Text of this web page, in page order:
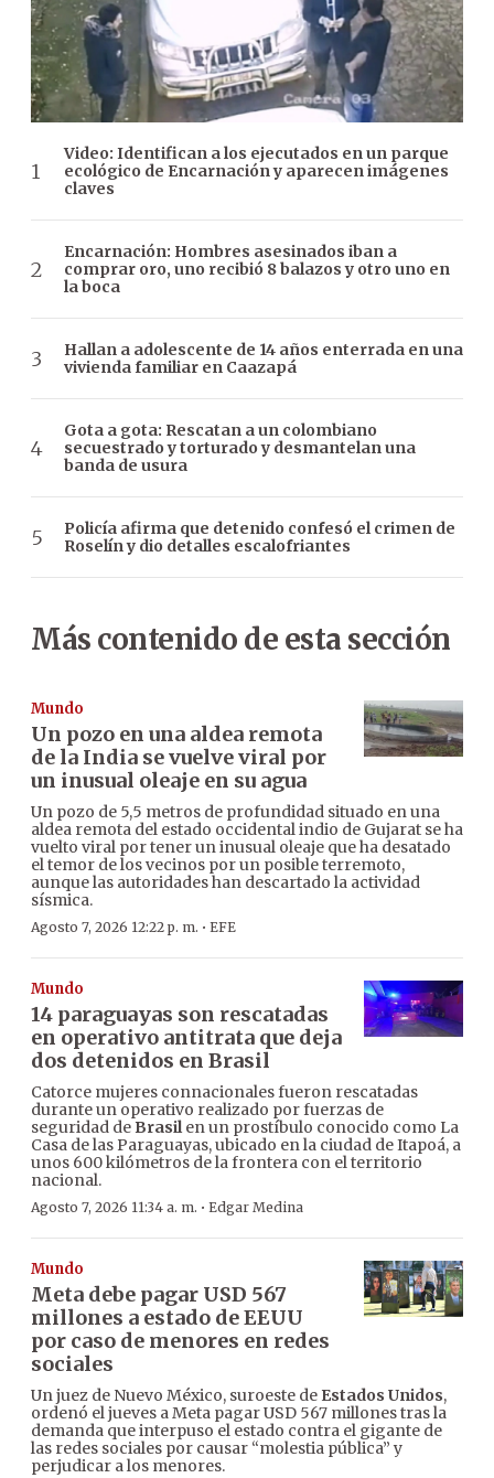
Video: Identifican a los ejecutados en un parque
ecológico de Encarnación y aparecen imágenes
claves
Encarnación: Hombres asesinados iban a
comprar oro, uno recibió 8 balazos y otro uno en
la boca
Hallan a adolescente de 14 años enterrada en una
vivienda familiar en Caazapá
Gota a gota: Rescatan a un colombiano
secuestrado y torturado y desmantelan una
banda de usura
Policía afirma que detenido confesó el crimen de
Roselín y dio detalles escalofriantes
Más contenido de esta sección
Mundo
Un pozo en una aldea remota
de la India se vuelve viral por
un inusual oleaje en su agua
Un pozo de 5,5 metros de profundidad situado en una
aldea remota del estado occidental indio de Gujarat se ha
vuelto viral por tener un inusual oleaje que ha desatado
el temor de los vecinos por un posible terremoto,
aunque las autoridades han descartado la actividad
sísmica.
Agosto 7, 2026 12:22 p. m. · EFE
Mundo
14 paraguayas son rescatadas
en operativo antitrata que deja
dos detenidos en Brasil
Catorce mujeres connacionales fueron rescatadas
durante un operativo realizado por fuerzas de
seguridad de Brasilen un prostíbulo conocido como La
Casa de las Paraguayas, ubicado en la ciudad de Itapoá, a
unos 600 kilómetros de la frontera con el territorio
nacional.
Agosto 7, 2026 11:34 a. m. · Edgar Medina
Mundo
Meta debe pagar USD 567
millones a estado de EEUU
por caso de menores en redes
sociales
Un juez de Nuevo México, suroeste de Estados Unidos,
ordenó el jueves a Meta pagar USD 567 millones tras la
demanda que interpuso el estado contra el gigante de
las redes sociales por causar “molestia pública” y
perjudicar a los menores.